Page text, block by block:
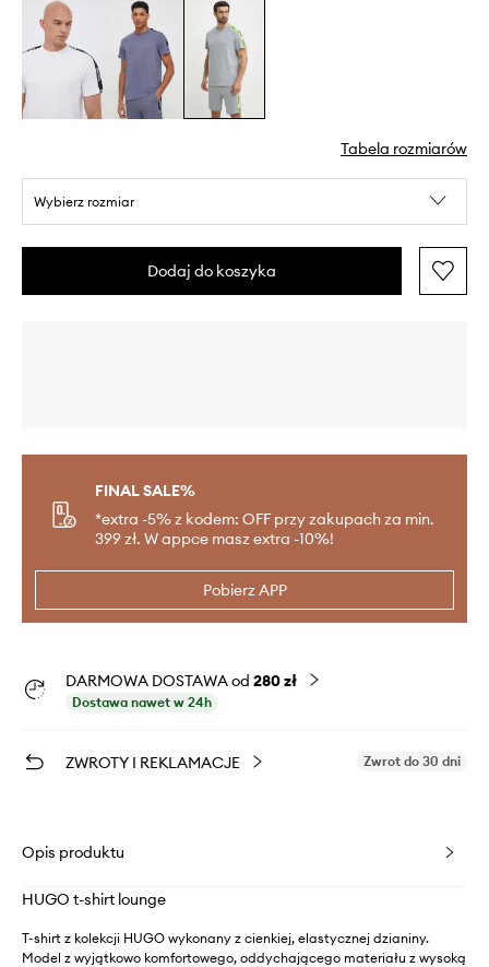
Tabela rozmiarów
Wybierz rozmiar
Dodaj do koszyka
FINAL SALE%
*extra -5% z kodem: OFF przy zakupach za min.
399 zł. W appce masz extra -10%!
Pobierz APP
DARMOWA DOSTAWA od 280 zł
Dostawa nawet w 24h
ZWROTY I REKLAMACJE Zwrot do 30 dni
Opis produktu
HUGO t-shirt lounge
T-shirt z kolekcji HUGO wykonany z cienkiej, elastycznej dzianiny.
Model z wyjątkowo komfortowego, oddychającego materiału z wysoką